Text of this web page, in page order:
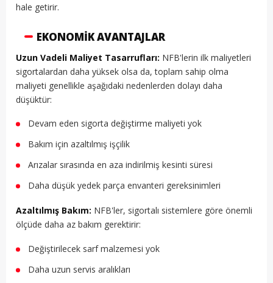
hale getirir.
EKONOMIK AVANTAJLAR
Uzun Vadeli Maliyet Tasarrufları: NFB'lerin ilk maliyetleri
sigortalardan daha yüksek olsa da, toplam sahip olma
maliyeti genellikle aşağıdaki nedenlerden dolayı daha
düşüktür:
Devam eden sigorta değiştirme maliyeti yok
Bakım için azaltılmış işçilik
Arızalar sırasında en aza indirilmiş kesinti süresi
Daha düşük yedek parça envanteri gereksinimleri
Azaltılmış Bakım: NFB'ler, sigortalı sistemlere göre önemli
ölçüde daha az bakım gerektirir:
Değiştirilecek sarf malzemesi yok
Daha uzun servis aralıkları